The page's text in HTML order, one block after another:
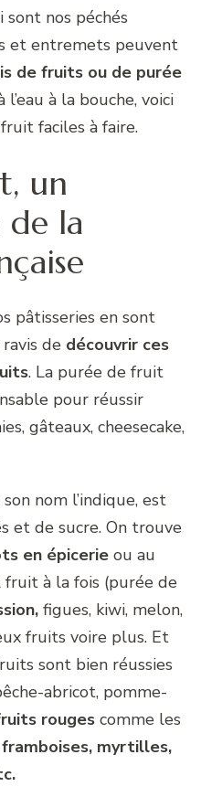
sont nos péchés
et entremets peuvent
de fruits ou de purée
l’eau à la bouche, voici
faciles à faire.
un
de la
pâtisseries en sont
de découvrir ces
. La purée de fruit
pour réussir
gâteaux, cheesecake,
nom l’indique, est
et de sucre. On trouve
en épicerie ou au
fruit à la fois (purée de
figues, kiwi, melon,
fruits voire plus. Et
sont bien réussies
abricot, pomme-
rouges comme les
framboises, myrtilles,